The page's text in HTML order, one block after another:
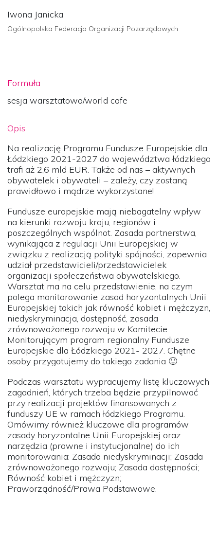
Iwona Janicka
Ogólnopolska Federacja Organizacji Pozarządowych
Formuła
sesja warsztatowa/world cafe
Opis
Na realizację Programu Fundusze Europejskie dla
Łódzkiego 2021-2027 do województwa łódzkiego
trafi aż 2,6 mld EUR. Także od nas – aktywnych
obywatelek i obywateli – zależy, czy zostaną
prawidłowo i mądrze wykorzystane!
Fundusze europejskie mają niebagatelny wpływ
na kierunki rozwoju kraju, regionów i
poszczególnych wspólnot. Zasada partnerstwa,
wynikająca z regulacji Unii Europejskiej w
związku z realizacją polityki spójności, zapewnia
udział przedstawicieli/przedstawicielek
organizacji społeczeństwa obywatelskiego.
Warsztat ma na celu przedstawienie, na czym
polega monitorowanie zasad horyzontalnych Unii
Europejskiej takich jak równość kobiet i mężczyzn,
niedyskryminacja, dostępność, zasada
zrównoważonego rozwoju w Komitecie
Monitorującym program regionalny Fundusze
Europejskie dla Łódzkiego 2021- 2027. Chętne
osoby przygotujemy do takiego zadania 🙂
Podczas warsztatu wypracujemy listę kluczowych
zagadnień, których trzeba będzie przypilnować
przy realizacji projektów finansowanych z
funduszy UE w ramach łódzkiego Programu.
Omówimy również kluczowe dla programów
zasady horyzontalne Unii Europejskiej oraz
narzędzia (prawne i instytucjonalne) do ich
monitorowania: Zasada niedyskryminacji; Zasada
zrównoważonego rozwoju; Zasada dostępności;
Równość kobiet i mężczyzn;
Praworządność/Prawa Podstawowe.